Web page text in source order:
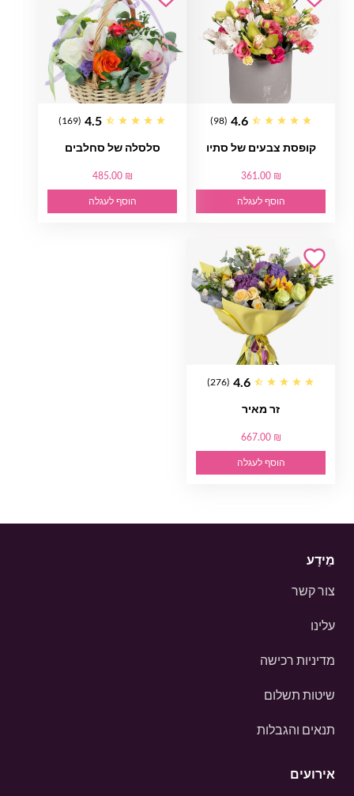
4.6
(98)
קופסת צבעים של סתיו
361.00 ₪
הוסף לעגלה
4.5
(169)
סלסלה של סחלבים
485.00 ₪
הוסף לעגלה
4.6
(276)
זר מאיר
667.00 ₪
הוסף לעגלה
מֵידָע
צור קשר
עלינו
מדיניות רכישה
שיטות תשלום
תנאים והגבלות
אירועים